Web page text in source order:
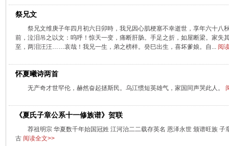
祭兄文
祭兄文维庚子年四月初六日卯時，我兄因心肌梗塞不幸逝世，享年六十八
前，泣泪吊之以文：呜呼！惊天一变，痛断肝肠。手足之折，如屋断梁。家失
至，两泪汪汪……哀哉！我兄一生，弟之榜样。癸巳出生，喜坏爹娘。自... 阅
怀夏曦诗两首
无产奇才世罕伦，赫然奋起拯斯民。乌江惯短英雄气，家国同声哭此人。
《夏氏子章公系十一修族谱》贺联
荐祖明宗 华夏数千年始国冠姓 江河治二二载存英名 恩泽永世 颁谱旺族
古 阅读全文>>